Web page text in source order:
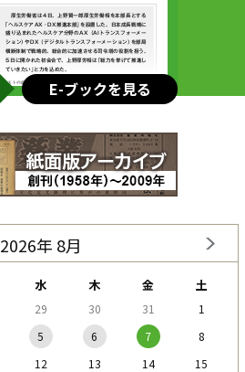
E-ブックを見る
2026年 8月
水 木 金 土
29 30 31
1
5 6 7
8
12 13 14
15